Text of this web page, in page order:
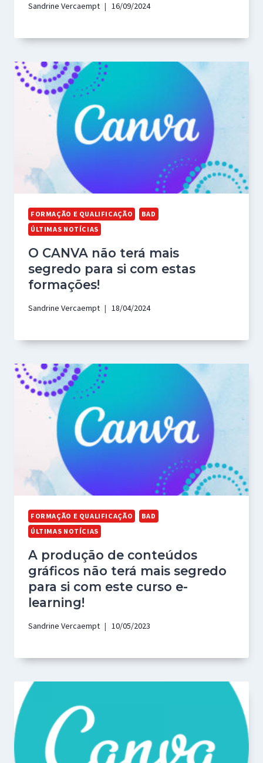
Sandrine Vercaempt 16/09/2024
FORMAÇÃO E QUALIFICAÇÃO
BAD
ÚLTIMAS NOTÍCIAS
O CANVA não terá mais
segredo para si com estas
formações!
Sandrine Vercaempt 18/04/2024
FORMAÇÃO E QUALIFICAÇÃO
BAD
ÚLTIMAS NOTÍCIAS
A produção de conteúdos
gráficos não terá mais segredo
para si com este curso e-
learning!
Sandrine Vercaempt 10/05/2023